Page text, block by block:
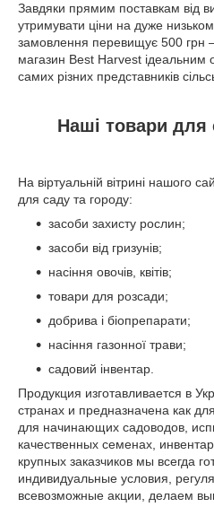
Завдяки прямим поставкам від
утримувати ціни на дуже
замовлення перевищує 500 грн
магазин Best Harvest ідеальним
самих різних представників
Наші товари для
На віртуальній вітрині нашого
для саду та городу:
засоби захисту рослин;
засоби від гризунів;
насіння овочів, квітів;
товари для розсади;
добрива і біопрепарати;
насіння газонної трави;
садовий інвентар.
Продукция изготавливается в
странах и предназначена как
для начинающих садоводов,
качественных семенах,
крупных заказчиков мы всегда
индивидуальные условия,
всевозможные акции, делаем